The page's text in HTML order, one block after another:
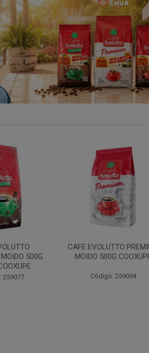
PREMIUM
COOXUPE
259094
FILTRO REULT
103 30UN COOXUPE
Código: 207791